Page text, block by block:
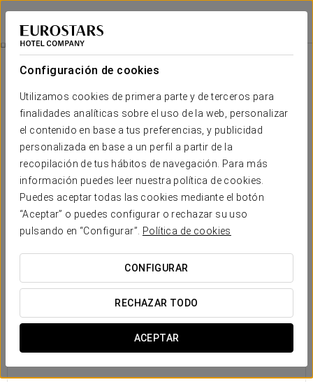
Configuración de cookies
Utilizamos cookies de primera parte y de terceros para
finalidades analíticas sobre el uso de la web, personalizar
el contenido en base a tus preferencias, y publicidad
personalizada en base a un perfil a partir de la
recopilación de tus hábitos de navegación. Para más
información puedes leer nuestra política de cookies.
Puedes aceptar todas las cookies mediante el botón
“Aceptar” o puedes configurar o rechazar su uso
pulsando en “Configurar”.
Política de cookies
CONFIGURAR
RECHAZAR TODO
ACEPTAR
Exe Peregrino
SANTIAGO DE COMPOSTELA
Habitaciones
Habitaciones
El confort y descanso que necesitas
En el Exe Peregrino ofrecemos a nuestros huéspedes
habitaciones confortables y muy luminosas, algunas con vistas a
las torres de la Catedral de Santiago. En todas ellas encontrarás los
mejores servicios y disfrutarás del descanso más reparador.
SERVICIOS DESTACADOS
(bajo petición)